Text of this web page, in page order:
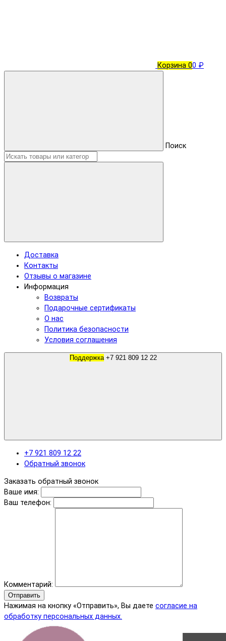
Корзина 00 ₽
Поиск
Доставка
Контакты
Отзывы о магазине
Информация
Возвраты
Подарочные сертификаты
О нас
Политика безопасности
Условия соглашения
Поддержка +7 921 809 12 22
+7 921 809 12 22
Обратный звонок
Заказать обратный звонок
Ваше имя:
Ваш телефон:
Комментарий:
Отправить
Нажимая на кнопку «Отправить», Вы даете согласие на
обработку персональных данных.